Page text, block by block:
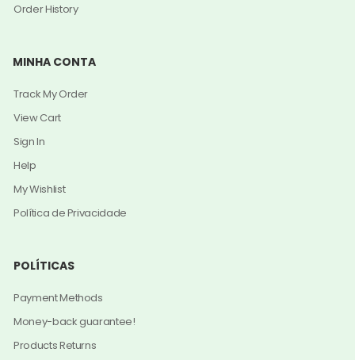
Order History
MINHA CONTA
Track My Order
View Cart
Sign In
Help
My Wishlist
Política de Privacidade
POLÍTICAS
Payment Methods
Money-back guarantee!
Products Returns